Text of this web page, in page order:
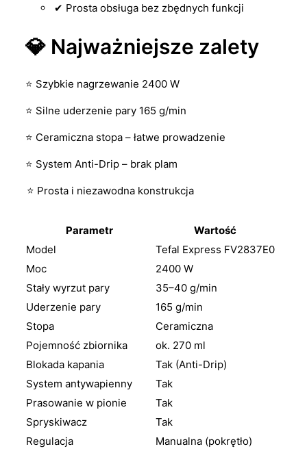
✔ Prosta obsługa bez zbędnych funkcji
💎 Najważniejsze zalety
⭐ Szybkie nagrzewanie 2400 W
⭐ Silne uderzenie pary 165 g/min
⭐ Ceramiczna stopa – łatwe prowadzenie
⭐ System Anti-Drip – brak plam
⭐ Prosta i niezawodna konstrukcja
Parametr
Wartość
Model
Tefal Express FV2837E0
Moc
2400 W
Stały wyrzut pary
35–40 g/min
Uderzenie pary
165 g/min
Stopa
Ceramiczna
Pojemność zbiornika
ok. 270 ml
Blokada kapania
Tak (Anti-Drip)
System antywapienny
Tak
Prasowanie w pionie
Tak
Spryskiwacz
Tak
Regulacja
Manualna (pokrętło)